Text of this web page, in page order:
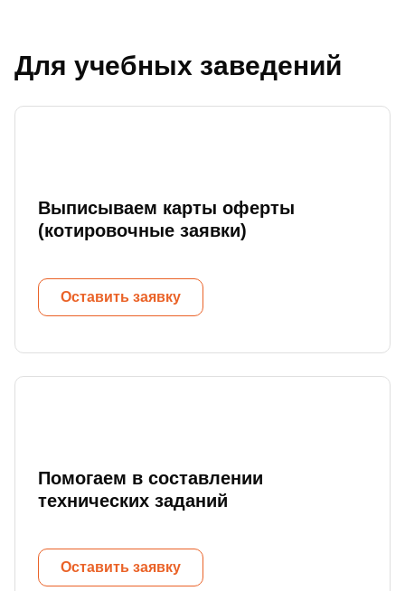
Для учебных заведений
Выписываем карты оферты
(котировочные заявки)
Оставить заявку
Помогаем в составлении
технических заданий
Оставить заявку